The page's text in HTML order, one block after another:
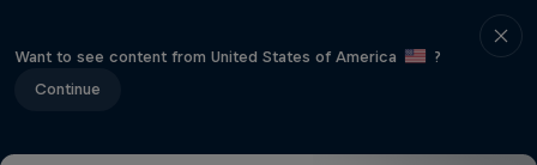
Want to see content from United States of America
?
Continue